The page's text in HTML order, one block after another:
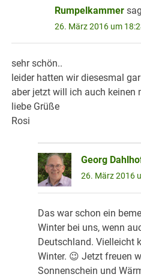
Rumpelkammer
26. März 2016 um
sehr schön..
leider hatten wir diesesmal
aber jetzt will ich auch keinen
liebe Grüße
Rosi
Georg
26. März 2016
Das war schon ein
Winter bei uns, wenn
Deutschland. Vielleicht
Winter. 😉 Jetzt freuen
Sonnenschein und